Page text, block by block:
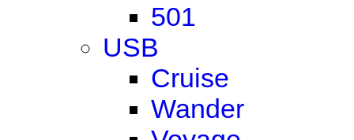
501
USB
Cruise
Wander